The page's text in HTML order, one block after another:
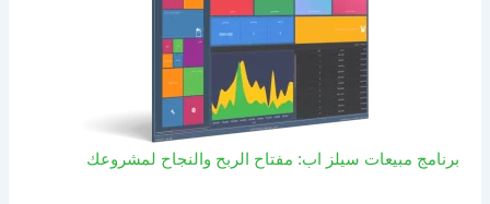
برنامج مبيعات سيلز اب: مفتاح الربح والنجاح لمشروعك